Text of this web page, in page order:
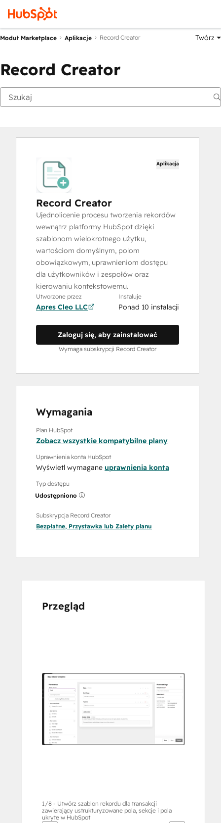
Moduł Marketplace Aplikacje Record Creator Twórz
Record Creator
Aplikacja
Record Creator
Ujednolicenie procesu tworzenia rekordów
wewnątrz platformy HubSpot dzięki
szablonom wielokrotnego użytku,
wartościom domyślnym, polom
obowiązkowym, uprawnieniom dostępu
dla użytkowników i zespołów oraz
kierowaniu kontekstowemu.
Utworzone przez
Apres Cleo LLC
Instaluje
Ponad 10 instalacji
Zaloguj się, aby zainstalować
Wymaga subskrypcji Record Creator
Wymagania
Plan HubSpot
Zobacz wszystkie kompatybilne plany
Uprawnienia konta HubSpot
Wyświetl wymagane uprawnienia konta
Typ dostępu
Udostępniono
Subskrypcja Record Creator
Bezpłatne, Przystawka lub Zalety planu
Przegląd
przeglądać
inne
elementy
1/8 - Utwórz szablon rekordu dla transakcji
zawierający ustrukturyzowane pola, sekcje i pola
ukryte w HubSpot